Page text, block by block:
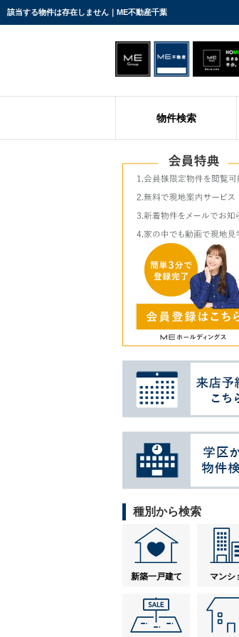
該当する物件は存在しません｜ME不動産千葉
物件検索
種別から検索
新築一戸建て マンシ